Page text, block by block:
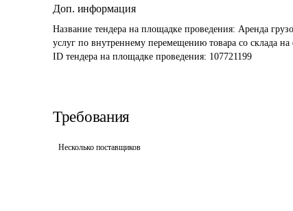
Доп. информация
Название тендера на площадке проведения: Аренда
услуг по внутреннему перемещению товара со склада на
ID тендера на площадке проведения: 107721199
Требования
Несколько поставщиков